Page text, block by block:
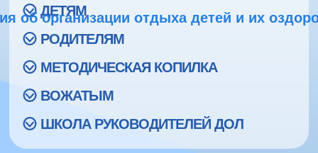
об организации отдыха детей и их
ДЕТЯМ
РОДИТЕЛЯМ
МЕТОДИЧЕСКАЯ КОПИЛКА
ВОЖАТЫМ
ШКОЛА РУКОВОДИТЕЛЕЙ ДОЛ